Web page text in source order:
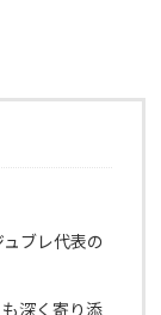
ブレ代表の
深く寄り添